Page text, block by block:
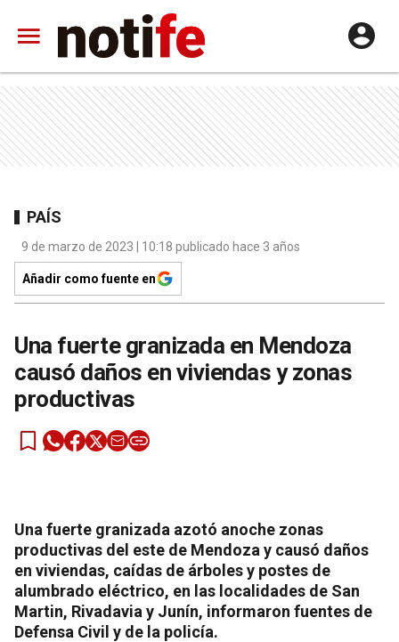
PAÍS
9 de marzo de 2023 | 10:18 publicado hace 3 años
Añadir como fuente en
Una fuerte granizada en Mendoza
causó daños en viviendas y zonas
productivas
Una fuerte granizada azotó anoche zonas
productivas del este de Mendoza y causó daños
en viviendas, caídas de árboles y postes de
alumbrado eléctrico, en las localidades de San
Martin, Rivadavia y Junín, informaron fuentes de
Defensa Civil y de la policía.